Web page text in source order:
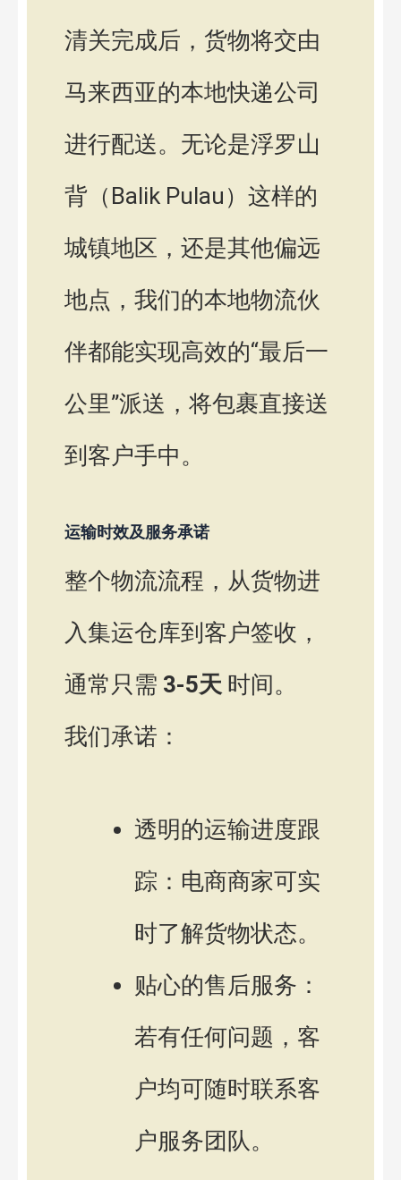
清关完成后，货物将交由
马来西亚的本地快递公司
进行配送。无论是浮罗山
背（Balik Pulau）这样的
城镇地区，还是其他偏远
地点，我们的本地物流伙
伴都能实现高效的“最后一
公里”派送，将包裹直接送
到客户手中。
运输时效及服务承诺
整个物流流程，从货物进
入集运仓库到客户签收，
通常只需 3-5天 时间。
我们承诺：
透明的运输进度跟
踪：电商商家可实
时了解货物状态。
贴心的售后服务：
若有任何问题，客
户均可随时联系客
户服务团队。